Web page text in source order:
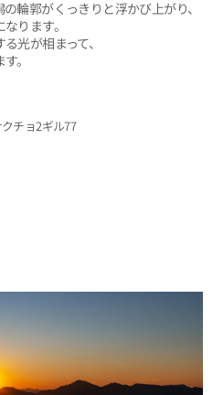
輪郭がくっきりと浮かび上がり、
ります。
光が相まって、
。
チョ2ギル77